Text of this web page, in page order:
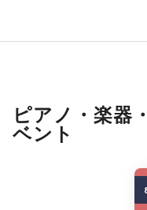
ピアノ・楽器
ベント